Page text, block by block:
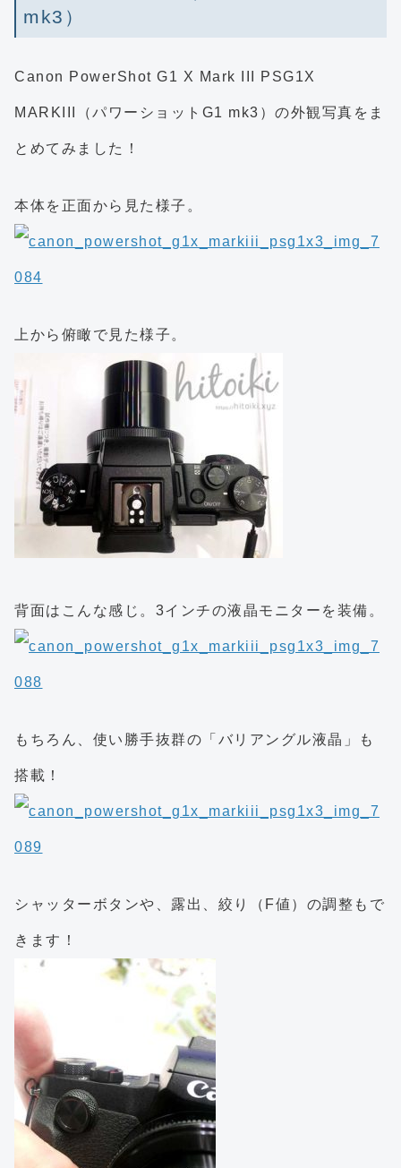
mk3）
Canon PowerShot G1 X Mark III PSG1X
MARKIII（パワーショットG1 mk3）の外観写真をま
とめてみました！
本体を正面から見た様子。
上から俯瞰で見た様子。
背面はこんな感じ。3インチの液晶モニターを装備。
もちろん、使い勝手抜群の「バリアングル液晶」も
搭載！
シャッターボタンや、露出、絞り（F値）の調整もで
きます！